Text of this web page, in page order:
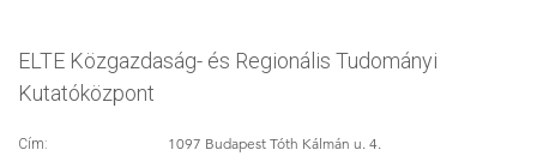
ELTE Közgazdaság- és Regionális Tudományi
Kutatóközpont
Cím: 1097 Budapest Tóth Kálmán u. 4.